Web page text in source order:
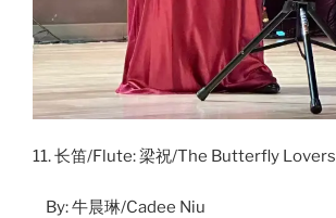
11. 长笛/Flute: 梁祝/The Butterfly Lovers
By: 牛晨琳/Cadee Niu